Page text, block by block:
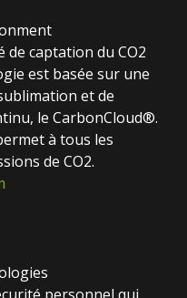
de captation du CO2
est basée sur une
et de
le CarbonCloud®.
à tous les
de CO2.